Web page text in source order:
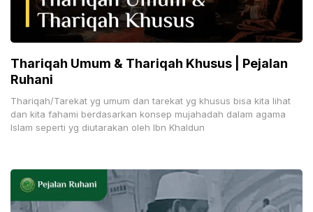
Thariqah Umum & Thariqah Khusus | Pejalan
Ruhani
Thariqah/Tarekat yg umum dan tarekat yg khusus bisa kita lihat
dan kita fahami berdasarkan konsep mujahadah dalam agama
Islam seperti yg diutarakan oleh Ibn Khaldun